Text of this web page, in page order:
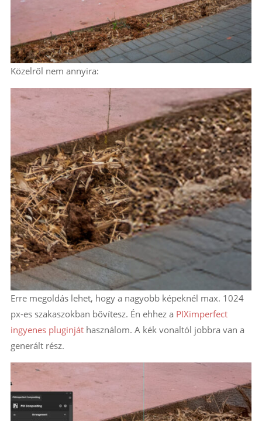
Közelről nem annyira:
Erre megoldás lehet, hogy a nagyobb képeknél max. 1024
px-es szakaszokban bővítesz. Én ehhez a PIXimperfect
ingyenes pluginjáthasználom. A kék vonaltól jobbra van a
generált rész.